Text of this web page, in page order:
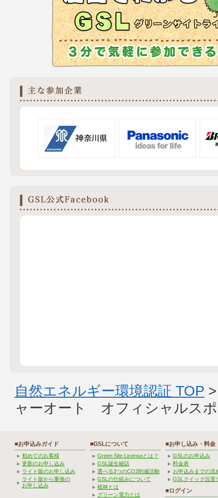
自然エネルギー環境認証 TOP
ャーオート オフィシャルス
■お申込みガイド
初めてのお客様
更新のお申し込み
ライト版のお申し込み
ライト版から乗換の
お申し込み
■GSLについて
Green Site Licenseとは？
GSL誕生秘話
選べる3つのCO2削減活動
GSLの仕組みについて
植林とは
グリーン電力とは
■お申し込み・料金
GSLのお申込み
料金表
お申込みまでの流
GSLクイック設置
■ログイン